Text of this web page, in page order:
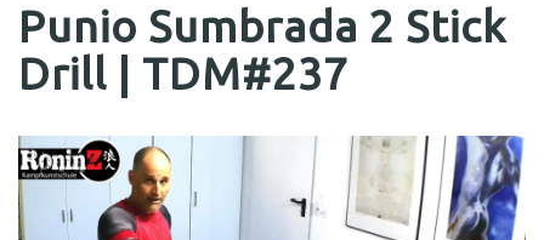
Punio Sumbrada 2 Stick
Drill | TDM#237